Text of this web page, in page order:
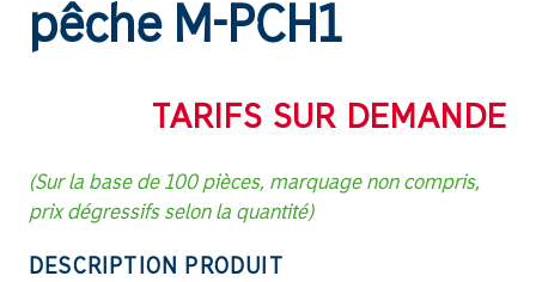
pêche M-PCH1
TARIFS SUR DEMANDE
(Sur la base de 100 pièces, marquage non compris,
prix dégressifs selon la quantité)
DESCRIPTION PRODUIT